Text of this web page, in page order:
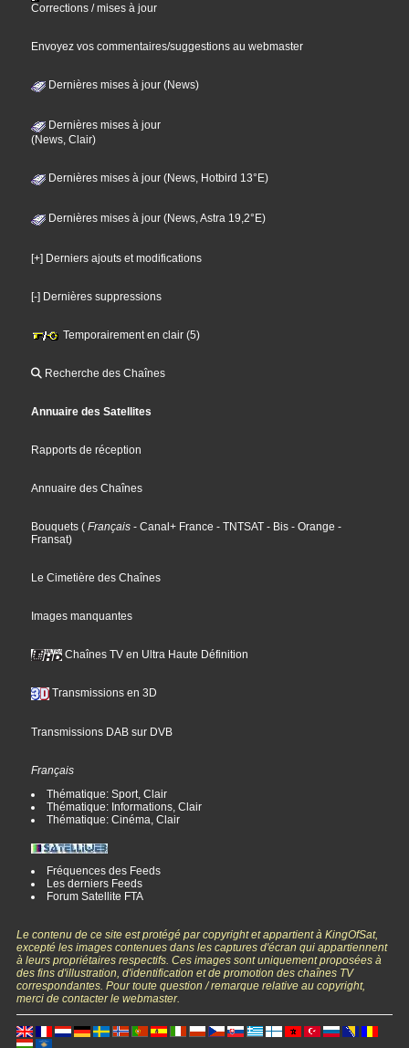
Corrections / mises à jour
Envoyez vos commentaires/suggestions au webmaster
Dernières mises à jour (News)
Dernières mises à jour
(News, Clair)
Dernières mises à jour (News, Hotbird 13°E)
Dernières mises à jour (News, Astra 19,2°E)
[+] Derniers ajouts et modifications
[-] Dernières suppressions
Temporairement en clair (5)
Recherche des Chaînes
Annuaire des Satellites
Rapports de réception
Annuaire des Chaînes
Bouquets ( Français - Canal+ France - TNTSAT - Bis - Orange -
Fransat)
Le Cimetière des Chaînes
Images manquantes
Chaînes TV en Ultra Haute Définition
Transmissions en 3D
Transmissions DAB sur DVB
Français
Thématique: Sport, Clair
Thématique: Informations, Clair
Thématique: Cinéma, Clair
Fréquences des Feeds
Les derniers Feeds
Forum Satellite FTA
Le contenu de ce site est protégé par copyright et appartient à KingOfSat,
excepté les images contenues dans les captures d'écran qui appartiennent
à leurs propriétaires respectifs. Ces images sont uniquement proposées à
des fins d'illustration, d'identification et de promotion des chaînes TV
correspondantes. Pour toute question / remarque relative au copyright,
merci de contacter le webmaster.